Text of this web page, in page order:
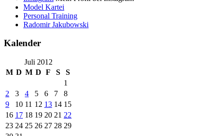
Model Kartei
Personal Training
Radomir Jakubowski
Kalender
Juli 2012
M D M D F S
S
1
2
3 4 5 6 7
8
9
10 11 12 13 14 15
16 17 18 19 20 21 22
23 24 25 26 27 28 29